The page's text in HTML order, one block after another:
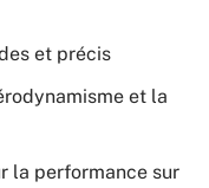
et précis
et la
la performance sur